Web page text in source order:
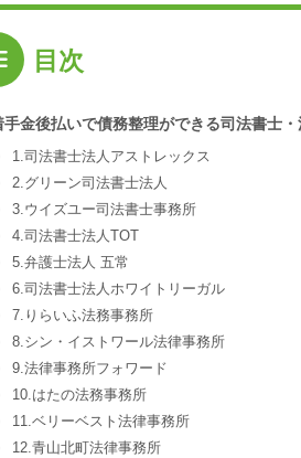
目次
手金後払いで債務整理ができる司法書士
1.司法書士法人アストレックス
2.グリーン司法書士法人
3.ウイズユー司法書士事務所
4.司法書士法人TOT
5.弁護士法人 五常
6.司法書士法人ホワイトリーガル
7.りらいふ法務事務所
8.シン・イストワール法律事務所
9.法律事務所フォワード
10.はたの法務事務所
11.ベリーベスト法律事務所
12.青山北町法律事務所